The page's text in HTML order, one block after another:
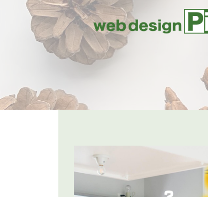
ッ
プ
移
動